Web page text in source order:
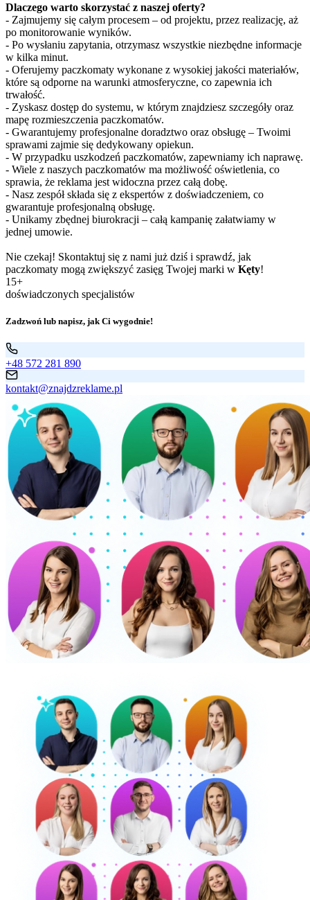
Dlaczego warto skorzystać z naszej oferty?
- Zajmujemy się całym procesem – od projektu, przez realizację, aż
po monitorowanie wyników.
- Po wysłaniu zapytania, otrzymasz wszystkie niezbędne informacje
w kilka minut.
- Oferujemy paczkomaty wykonane z wysokiej jakości materiałów,
które są odporne na warunki atmosferyczne, co zapewnia ich
trwałość.
- Zyskasz dostęp do systemu, w którym znajdziesz szczegóły oraz
mapę rozmieszczenia paczkomatów.
- Gwarantujemy profesjonalne doradztwo oraz obsługę – Twoimi
sprawami zajmie się dedykowany opiekun.
- W przypadku uszkodzeń paczkomatów, zapewniamy ich naprawę.
- Wiele z naszych paczkomatów ma możliwość oświetlenia, co
sprawia, że reklama jest widoczna przez całą dobę.
- Nasz zespół składa się z ekspertów z doświadczeniem, co
gwarantuje profesjonalną obsługę.
- Unikamy zbędnej biurokracji – całą kampanię załatwiamy w
jednej umowie.
Nie czekaj! Skontaktuj się z nami już dziś i sprawdź, jak
paczkomaty mogą zwiększyć zasięg Twojej marki w Kęty!
15+
doświadczonych specjalistów
Zadzwoń lub napisz, jak Ci wygodnie!
+48 572 281 890
kontakt@znajdzreklame.pl